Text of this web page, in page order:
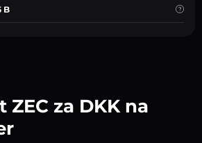
B
za DKK na